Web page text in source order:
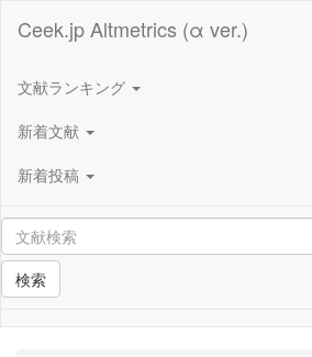
Ceek.jp Altmetrics (α ver.)
文献ランキング
新着文献
新着投稿
検索